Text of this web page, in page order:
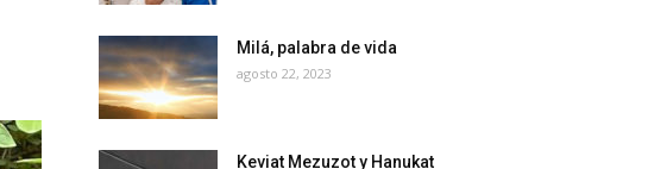
Milá, palabra de vida
agosto 22, 2023
Keviat Mezuzot y Hanukat